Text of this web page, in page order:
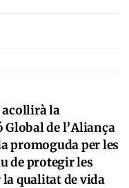
acollirà la
Global de l’Aliança
promoguda per les
de protegir les
qualitat de vida